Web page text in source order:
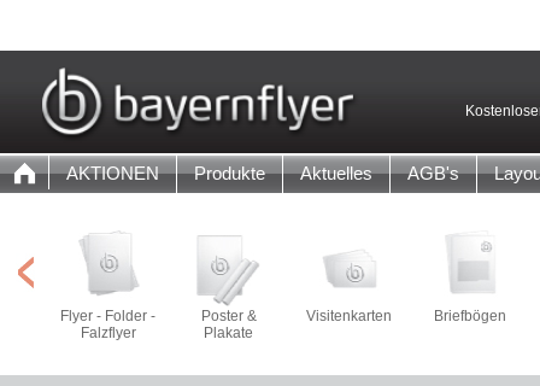
AKTIONEN Produkte Aktuelles AGB's
Flyer - Folder -
Falzflyer
Poster &
Plakate
Visitenkarten Briefbögen